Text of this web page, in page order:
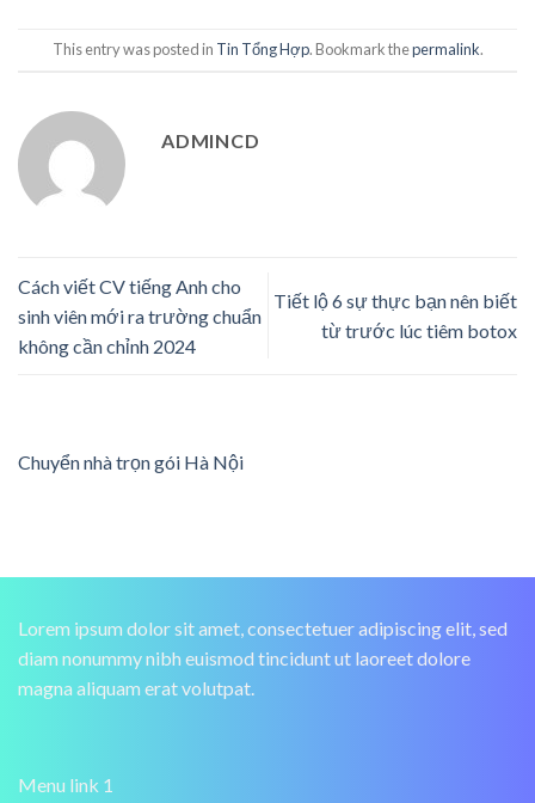
This entry was posted in Tin Tổng Hợp. Bookmark thepermalink.
ADMINCD
Cách viết CV tiếng Anh cho
sinh viên mới ra trường chuẩn
không cần chỉnh 2024
Tiết lộ 6 sự thực bạn nên biết
từ trước lúc tiêm botox
Chuyển nhà trọn gói Hà Nội
Lorem ipsum dolor sit amet, consectetuer adipiscing elit, sed
diam nonummy nibh euismod tincidunt ut laoreet dolore
magna aliquam erat volutpat.
Menu link 1